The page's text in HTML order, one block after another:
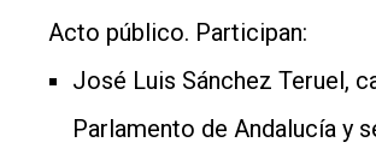
Acto público. Participan:
José Luis Sánchez Teruel,
Parlamento de Andalucía y